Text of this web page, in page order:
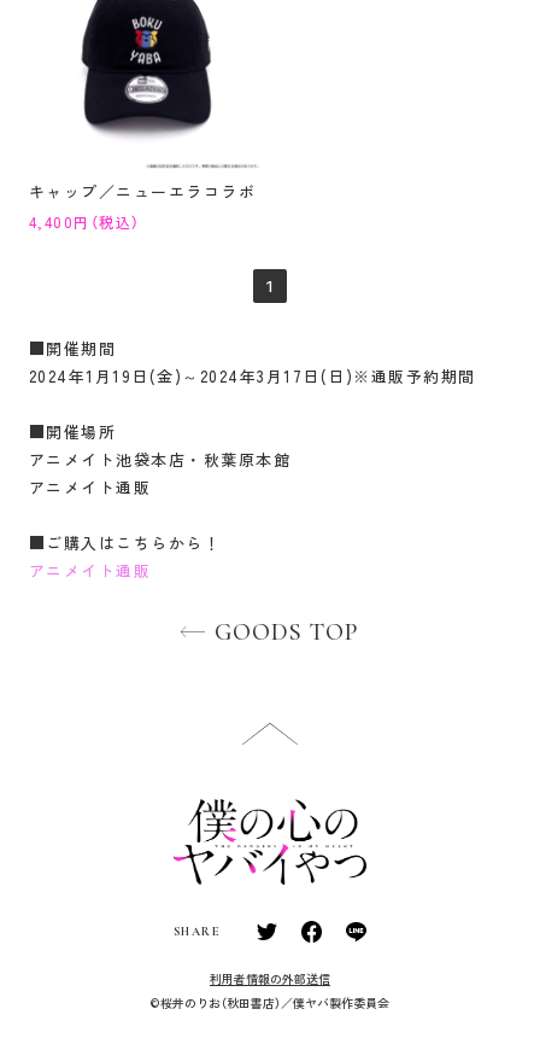
キャップ／ニューエラコラボ
4,400円（税込）
1
■開催期間
2024年1月19日(金)～2024年3月17日(日)※通販予約期間
■開催場所
アニメイト池袋本店・秋葉原本館
アニメイト通販
■ご購入はこちらから！
アニメイト通販
GOODS TOP
SHARE
利用者情報の外部送信
©桜井のりお（秋田書店）／僕ヤバ製作委員会